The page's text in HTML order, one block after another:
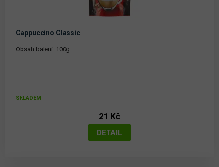
Cappuccino Classic
Obsah balení: 100g
SKLADEM
21 Kč